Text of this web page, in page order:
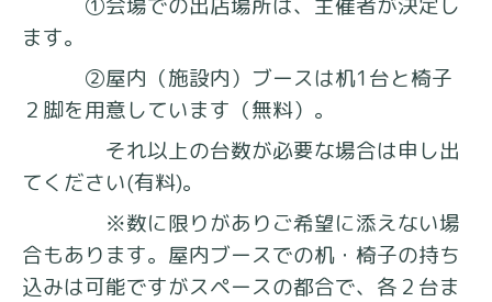
ます。
②屋内（施設内）ブースは机1台と椅子
２脚を用意しています（無料）。
それ以上の台数が必要な場合は申し出
てください(有料)。
※数に限りがありご希望に添えない場
合もあります。屋内ブースでの机・椅子の持ち
込みは可能ですがスペースの都合で、各２台ま